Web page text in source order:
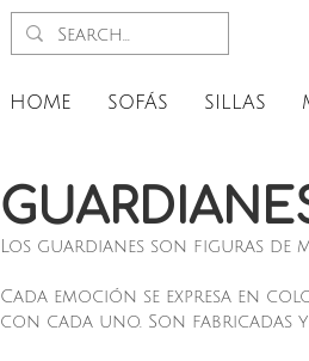
HOME SOFÁS SILLAS
Los guardianes son figuras de
Cada emoción se expresa en
con cada uno. Son fabricadas